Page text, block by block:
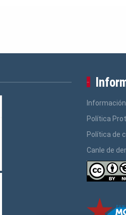
Política
Política de
Canle de